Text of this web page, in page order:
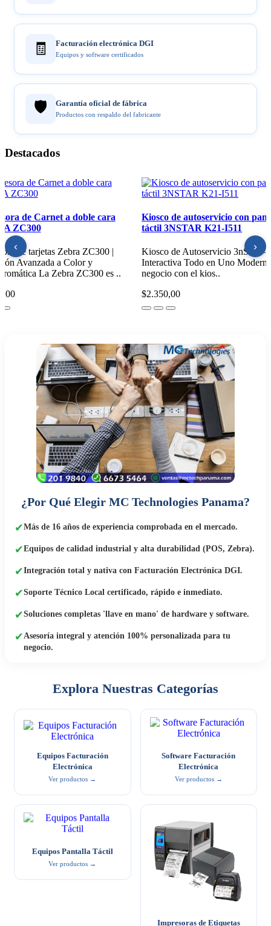
🧾 Facturación electrónica DGI
Equipos y software certificados
🛡️ Garantía oficial de fábrica
Productos con respaldo del fabricante
Destacados
‹
Industrial de Etiquetas
Industrial LTT644 |
Térmica de Alta Resolución
Impresora Indu..
Impresora de Carnet a
ZEBRA ZC300
Impresora de tarjetas Zebra
Impresión Avanzada a Color y
Monocromática La Zebra
$1.850,00
›
¿Por Qué Elegir MC Technologies Panama?
✔Más de 16 años de experiencia comprobada en el mercado.
✔Equipos de calidad industrial y alta durabilidad (POS, Zebra).
✔Integración total y nativa con Facturación Electrónica DGI.
✔Soporte Técnico Local certificado, rápido e inmediato.
✔Soluciones completas 'llave en mano' de hardware y software.
✔Asesoría integral y atención 100% personalizada para tu
negocio.
Explora Nuestras Categorías
Equipos Facturación
Electrónica
Ver productos →
Software Facturación
Electrónica
Ver productos →
Equipos Pantalla Táctil
Ver productos →
Impresoras de Etiquetas